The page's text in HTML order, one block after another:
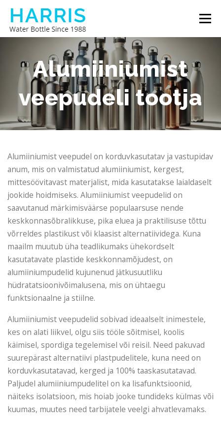
Skip
content
Menu
HARRISE VEEPUDEL MEIE KOHTA
VÕTA MEIEGA ÜHENDUST
Alumiiniumist
veepudeli tootja
Alumiiniumist veepudel on korduvkasutatav ja vastupidav
anum, mis on valmistatud alumiiniumist, kergest,
mittesöövitavast materjalist, mida kasutatakse laialdaselt
jookide hoidmiseks. Alumiiniumist veepudelid on
saavutanud märkimisväärse populaarsuse nende
keskkonnasõbralikkuse, pika eluea ja praktilisuse tõttu
võrreldes plastikust või klaasist alternatiividega. Kuna
maailm muutub üha teadlikumaks ühekordselt
kasutatavate plastide keskkonnamõjudest, on
alumiiniumpudelid kujunenud jätkusuutliku
hüdratatsioonivõimalusena, mis on ühtaegu
funktsionaalne ja stiilne.
Alumiiniumist veepudelid sobivad ideaalselt inimestele,
kes on alati liikvel, olgu siis tööle sõitmisel, koolis
käimisel, spordiga tegelemisel või reisil. Need pakuvad
suurepärast alternatiivi plastpudelitele, kuna need on
korduvkasutatavad, kerged ja 100% taaskasutatavad.
Paljudel alumiiniumpudelitel on ka lisafunktsioonid,
näiteks isolatsioon, mis hoiab jooke tundideks külmas või
kuumas, muutes need tarbijatele veelgi ahvatlevamaks.